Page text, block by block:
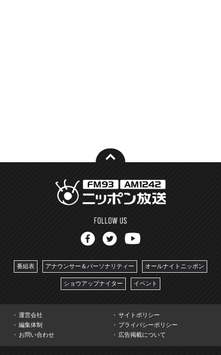
番組表 アナウンサー＆パーソナリティー オールナイトニッポン
ショウアップナイター イベント
運営会社
サイトポリシー
編集体制
プライバシーポリシー
お問い合わせ
広告掲載について